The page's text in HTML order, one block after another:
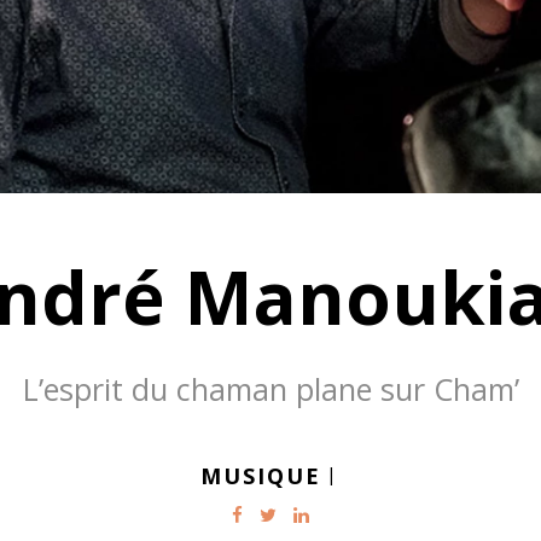
L’esprit du chaman plane sur Cham’
MUSIQUE |